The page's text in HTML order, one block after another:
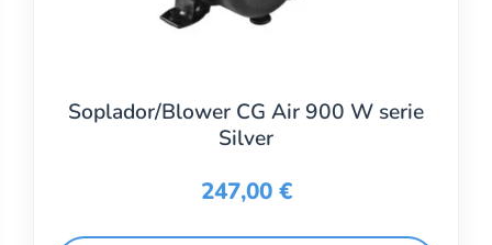
Soplador/Blower CG Air 900 W serie
Silver
247,00 €